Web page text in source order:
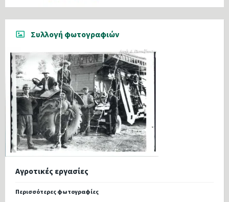
Συλλογή φωτογραφιών
Αγροτικές εργασίες
Περισσότερες φωτογραφίες